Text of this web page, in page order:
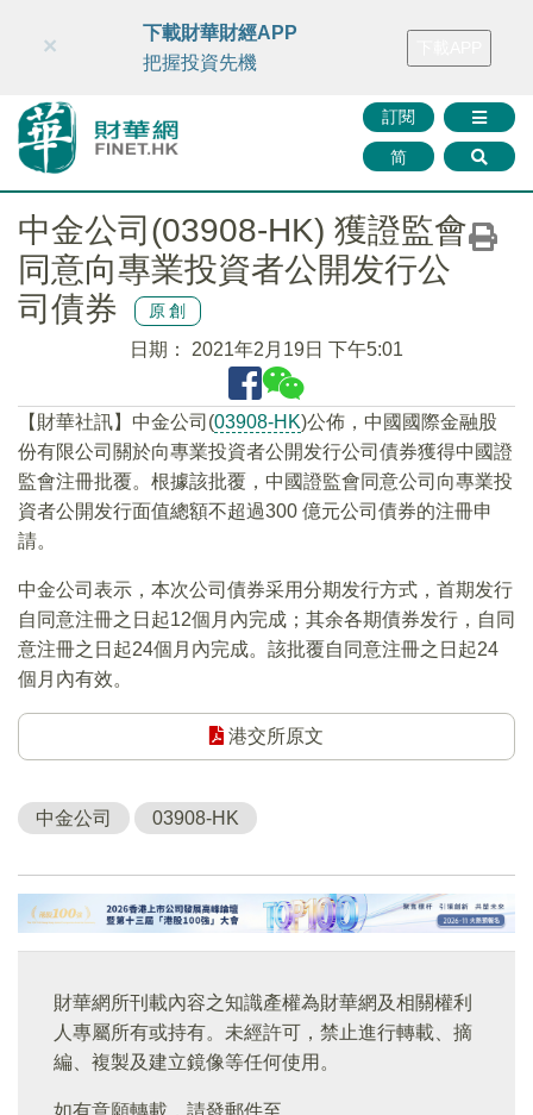
財華智庫網 FINTV FINMETA 財華證券 媒體矩陣
訂閱
简
×
下載財華財經APP
把握投資先機
中金公司(03908-HK) 獲證監會
同意向專業投資者公開发行公
司債券
原創
日期： 2021年2月19日 下午5:01
【財華社訊】中金公司(03908-HK)公佈，中國國際金融股
份有限公司關於向專業投資者公開发行公司債券獲得中國證
監會注冊批覆。根據該批覆，中國證監會同意公司向專業投
資者公開发行面值總額不超過300 億元公司債券的注冊申
請。
中金公司表示，本次公司債券采用分期发行方式，首期发行
自同意注冊之日起12個月內完成；其余各期債券发行，自同
意注冊之日起24個月內完成。該批覆自同意注冊之日起24
個月內有效。
港交所原文
中金公司 03908-HK
財華網所刊載內容之知識產權為財華網及相關權利
人專屬所有或持有。未經許可，禁止進行轉載、摘
編、複製及建立鏡像等任何使用。
如有意願轉載，請發郵件至